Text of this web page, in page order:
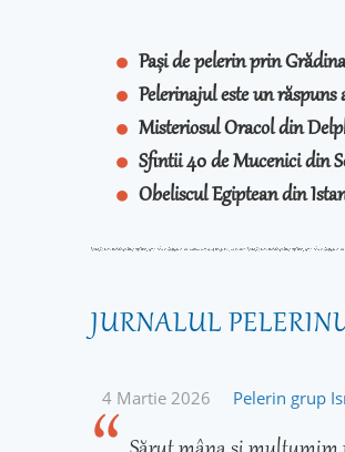
Pași de pelerin prin
Pelerinajul este un
Misteriosul Oracol din
Sfintii 40 de Mucenici din
Obeliscul Egiptean din
JURNALUL
4 Martie 2026 Pelerin grup